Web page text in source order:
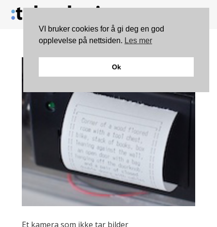
Et kamera som ikke tar bilder
VI bruker cookies for å gi deg en god
opplevelse på nettsiden. Les mer
Ok